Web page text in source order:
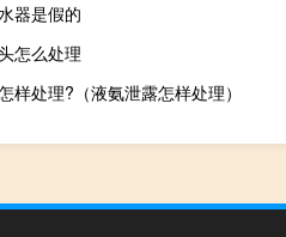
器是假的
怎么处理
样处理?（液氨泄露怎样处理）